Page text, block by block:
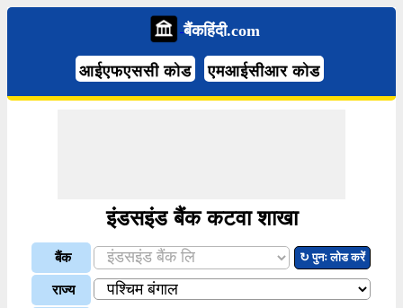
बैंकहिंदी.com
आईएफएससी कोड एमआईसीआर कोड
इंडसइंड बैंक कटवा शाखा
बैंक ↻ पुनः लोड करें
राज्य